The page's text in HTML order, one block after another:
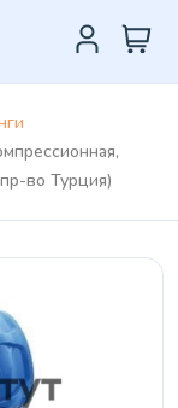
во Турция)